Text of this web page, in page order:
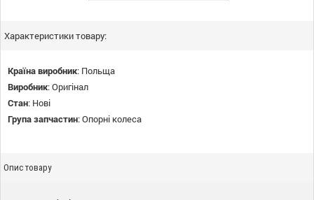
Характеристики товару:
Країна виробник: Польща
Виробник:Оригінал
Стан: Нові
Група запчастин:Опорні колеса
Опис товару